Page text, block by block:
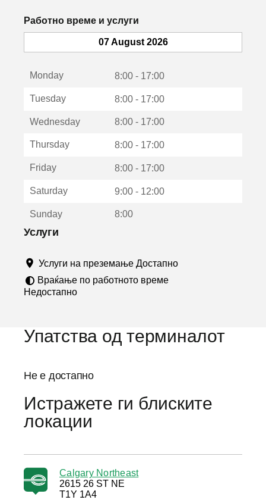
к
с
о
р
Работно време и услуги
07 August 2026
Monday 8:00 - 17:00
Tuesday 8:00 - 17:00
Wednesday 8:00 - 17:00
Thursday 8:00 - 17:00
Friday 8:00 - 17:00
Saturday 9:00 - 12:00
Sunday 8:00
Услуги
Услуги на преземање Достапно
Враќање по работното време
Недостапно
Упатства од терминалот
Не е достапно
Истражете ги блиските
локации
Calgary Northeast
2615 26 ST NE
T1Y 1A4